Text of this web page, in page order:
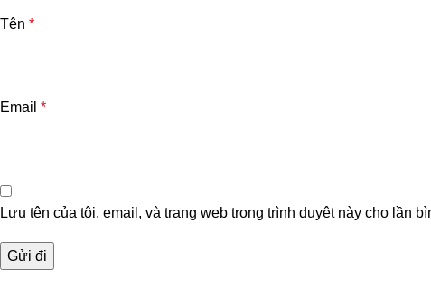
Tên *
Email *
Lưu tên của tôi, email, và trang web trong trình duyệt này cho lần